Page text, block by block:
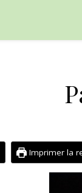
Imprimer la